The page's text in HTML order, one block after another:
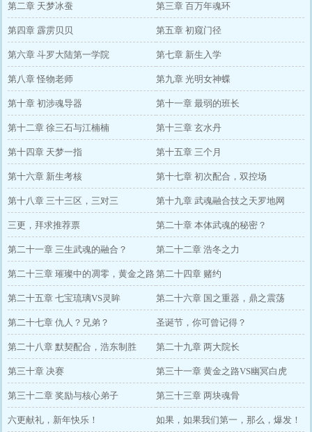
第二章 天梦冰蚕 第三章 百万年魂环
第四章 霹雳贝贝 第五章 初窥门径
第六章 斗罗大陆第一学院 第七章 新生入学
第八章 怪物老师 第九章 光明女神蝶
第十章 初涉魂导器 第十一章 最弱的班长
第十二章 徐三石与江楠楠 第十三章 玄水丹
第十四章 天梦一指 第十五章 三个月
第十六章 新生考核 第十七章 初次配合，双控场
第十八章 三十三区，三对三 第十九章 武魂融合技之天罗地网
三更，拜求推荐票 第二十章 本体武魂的秘密？
第二十一章 三生武魂的融合？ 第二十二章 浩冬之力
第二十三章 璀璨中的凋零，黄金之路第二十四章 赌约
第二十五章 七宝琉璃VS灵眸 第二十六章 国之重器，鼎之震荡
第二十七章 仇人？兄弟？ 圣诞节，你可曾记得？
第二十八章 默契配合，浩东制胜 第二十九章 两大院长
第三十章 决赛 第三十一章 黄金之路VS幽冥白虎
第三十二章 奖励与核心弟子 第三十三章 两块魂骨
六更献礼，新年快乐！ 如果，如果我们第一，那么，爆发！